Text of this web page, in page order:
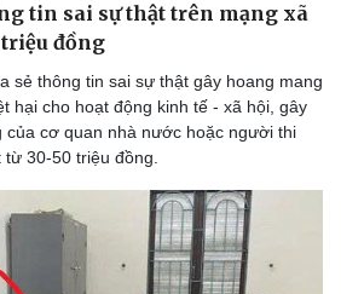
tin sai sự thật trên mạng xã
đồng
sẻ thông tin sai sự thật gây hoang mang
hại cho hoạt động kinh tế - xã hội, gây
của cơ quan nhà nước hoặc người thi
30-50 triệu đồng.